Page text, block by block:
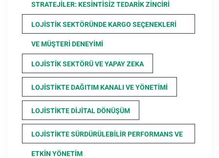
STRATEJILER: KESINTISIZ TEDARIK ZINCIRI
LOJISTIK SEKTÖRÜNDE KARGO SEÇENEKLERI
VE MÜŞTERI DENEYIMI
LOJISTIK SEKTÖRÜ VE YAPAY ZEKA
LOJISTIKTE DAĞITIM KANALI VE YÖNETIMI
LOJISTIKTE DIJITAL DÖNÜŞÜM
LOJISTIKTE SÜRDÜRÜLEBILIR PERFORMANS VE
ETKIN YÖNETIM